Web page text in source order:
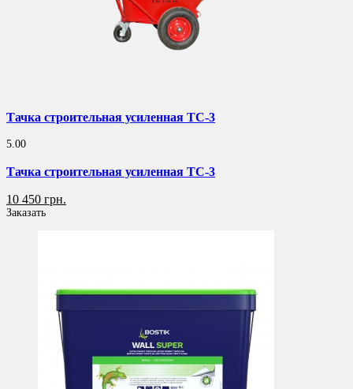
Тачка строительная усиленная ТС-3
5.00
Тачка строительная усиленная ТС-3
10 450 грн.
Заказать